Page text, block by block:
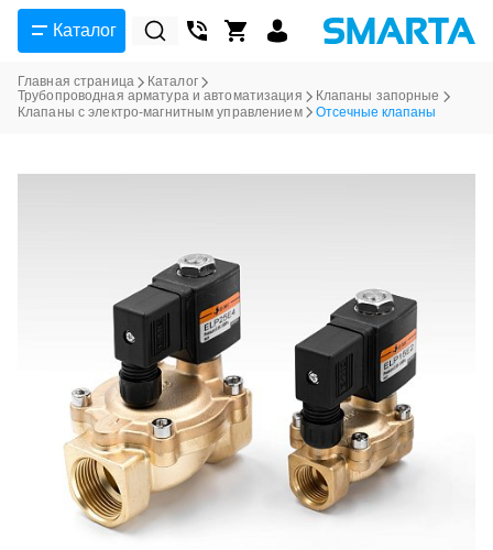
Каталог
Главная страница
Каталог
Трубопроводная арматура и автоматизация
Клапаны запорные
Клапаны с электро-магнитным управлением
Отсечные клапаны